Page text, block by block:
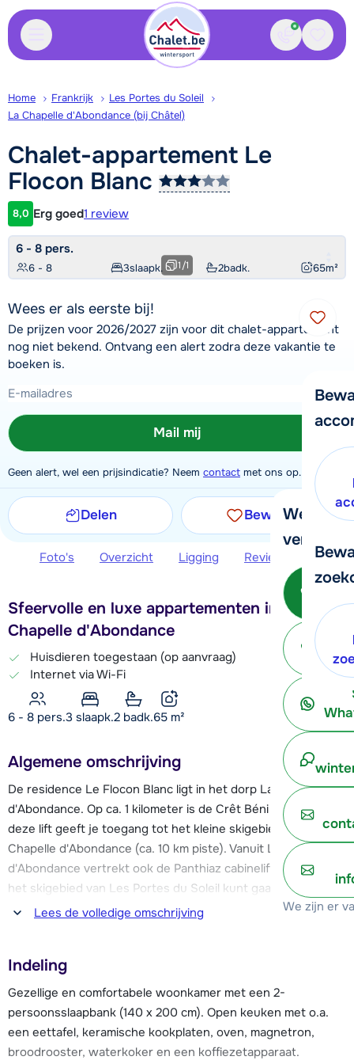
Contact
We
verder!
We zijn er
Home Frankrijk
Les Portes du Soleil
La Chapelle d'Abondance (bij Châtel)
Chalet-appartement Le
Flocon Blanc
Klantwaardering
8,0 Erg goed1 review
6 - 8 pers.
6 - 8 3slaapk. 2badk. 65m²
1/1
Wees er als eerste bij!
De prijzen voor 2026/2027 zijn voor dit chalet-appartement
nog niet bekend. Ontvang een alert zodra deze vakantie te
boeken is.
Mail mij
Geen alert, wel een prijsindicatie? Neem contact met ons op.
Delen Bewaren
Foto's Overzicht Ligging Reviews Extra
Sfeervolle en luxe appartementen in La
Chapelle d'Abondance
Huisdieren toegestaan (op aanvraag)
Internet via Wi-Fi
6 - 8 pers.3 slaapk.2 badk.65 m²
Algemene omschrijving
De residence Le Flocon Blanc ligt in het dorp La Chapelle
d'Abondance. Op ca. 1 kilometer is de Crêt Béni stoeltjeslift,
deze lift geeft je toegang tot het kleine skigebied van La
Chapelle d'Abondance (ca. 10 km piste). Vanuit La Chapelle
d'Abondance vertrekt ook de Panthiaz cabinelift, waarmee je
het skigebied van Les Portes du Soleil kunt gaan ontdekken,
deze lift is op ca. 1,2 kilometer van de chalet-appartementen.
De dichtstbijzijnde winkels, restaurants en bars vind je al op
100 meter afstand. Verder vind je in het dorp o.a. een
supermarkt, skischool en skiverhuur. Voor meer
voorzieningen kun je uitwijken naar het op 5 km afstand
Lees de volledige omschrijving
Indeling
Gezellige en comfortabele woonkamer met een 2-
persoonsslaapbank (140 x 200 cm). Open keuken met o.a.
een eettafel, keramische kookplaten, oven, magnetron,
broodrooster, waterkoker en een koffiezetapparaat.